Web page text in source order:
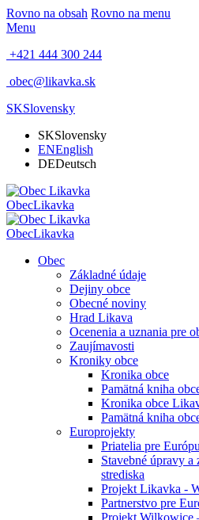
Rovno na obsah Rovno na menu
Menu
+421 444 300 244
obec@likavka.sk
SKSlovensky
SKSlovensky
ENEnglish
DEDeutsch
ObecLikavka
ObecLikavka
Obec
Základné údaje
Dejiny obce
Obecné noviny
Hrad Likava
Ocenenia a uznania pre
Zaujímavosti
Kroniky obce
Kronika obce
Pamätná kniha
Kronika obce
Pamätná kniha
Europrojekty
Priatelia pre
Stavebné úpravy a
strediska
Projekt Likavka -
Partnerstvo pre
Projekt Wilkowice